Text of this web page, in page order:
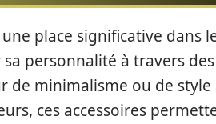
place significative dans
personnalité à travers
de minimalisme ou de
ces accessoires